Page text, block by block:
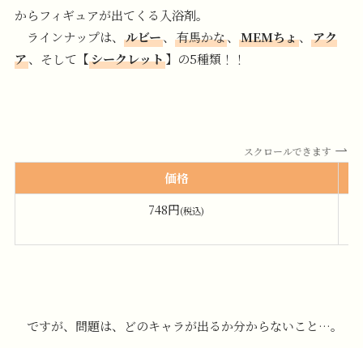
からフィギュアが出てくる入浴剤。
ラインナップは、 ルビー、 有馬かな、 MEMちょ、 アク
ア、そして【シークレット】の5種類！！
スクロールできます
価格
748円(税込)
ですが、問題は、どのキャラが出るか分からないこと…。